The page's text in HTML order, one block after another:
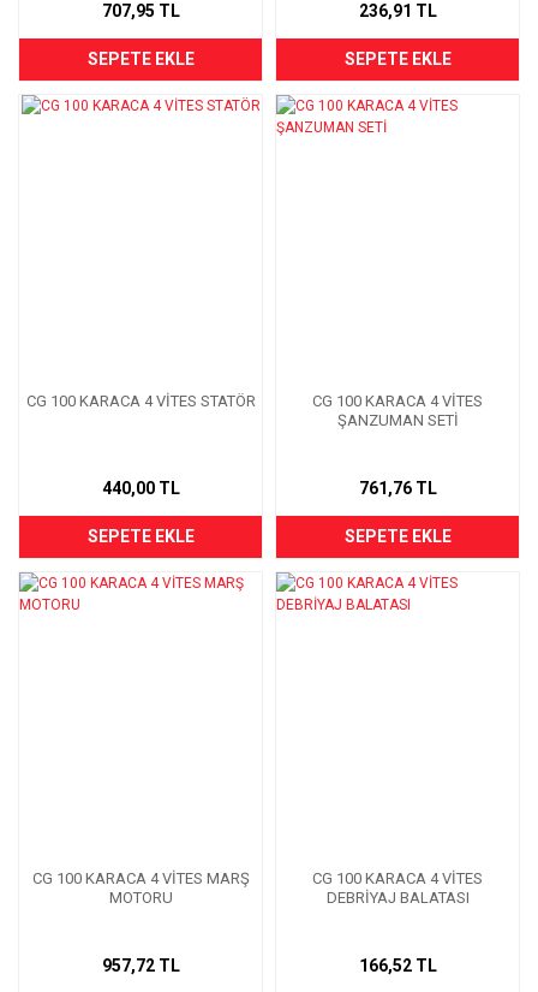
707,95 TL
SEPETE EKLE
236,91 TL
SEPETE EKLE
CG 100 KARACA 4 VİTES STATÖR
440,00 TL
SEPETE EKLE
CG 100 KARACA 4 VİTES
ŞANZUMAN SETİ
761,76 TL
SEPETE EKLE
CG 100 KARACA 4 VİTES MARŞ
MOTORU
957,72 TL
CG 100 KARACA 4 VİTES
DEBRİYAJ BALATASI
166,52 TL